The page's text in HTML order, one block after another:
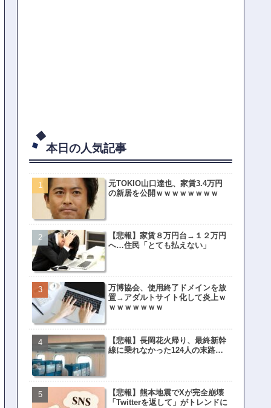
本日の人気記事
元TOKIO山口達也、家賃3.4万円
の新居を公開ｗｗｗｗｗｗｗｗ
【悲報】家賃８万円台→１２万円
へ…住民「とても払えない」
万博協会、使用終了ドメインを放
置→アダルトサイト化して炎上ｗ
ｗｗｗｗｗｗｗ
【悲報】長岡花火帰り、最終新幹
線に乗れなかった124人の末路…
【悲報】熊本地震でXが完全崩壊
「Twitterを返して」がトレンドに